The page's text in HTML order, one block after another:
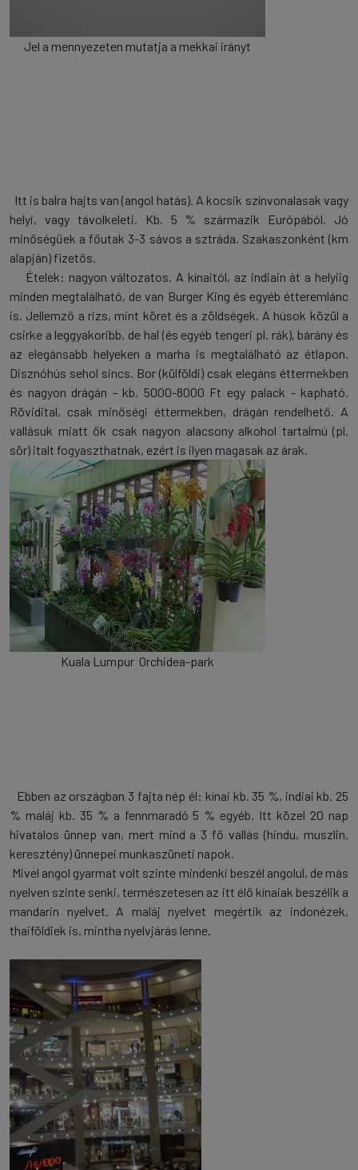
Jel a mennyezeten mutatja a mekkai irányt
Itt is balra hajts van (angol hatás). A kocsik színvonalasak vagy
helyi, vagy távolkeleti. Kb. 5 % származik Európából. Jó
minőségűek a főutak 3-3 sávos a sztráda. Szakaszonként (km
alapján) fizetős.
Ételek: nagyon változatos. A kínaitól, az indiain át a helyiig
minden megtalálható, de van Burger King és egyéb étteremlánc
is. Jellemző a rizs, mint köret és a zöldségek. A húsok közül a
csirke a leggyakoribb, de hal (és egyéb tengeri pl. rák), bárány és
az elegánsabb helyeken a marha is megtalálható az étlapon.
Disznóhús sehol sincs. Bor (külföldi) csak elegáns éttermekben
és nagyon drágán - kb. 5000-8000 Ft egy palack - kapható.
Rövidital, csak minőségi éttermekben, drágán rendelhető. A
vallásuk miatt ők csak nagyon alacsony alkohol tartalmú (pl.
sör) italt fogyaszthatnak, ezért is ilyen magasak az árak.
Kuala Lumpur Orchidea-park
Ebben az országban 3 fajta nép él: kínai kb. 35 %, indiai kb. 25
% maláj kb. 35 % a fennmaradó 5 % egyéb. Itt közel 20 nap
hivatalos ünnep van, mert mind a 3 fő vallás (hindu, muszlin,
keresztény) ünnepei munkaszüneti napok.
Mivel angol gyarmat volt szinte mindenki beszél angolul, de más
nyelven szinte senki, természetesen az itt élő kínaiak beszélik a
mandarin nyelvet. A maláj nyelvet megértik az indonézek,
thaiföldiek is, mintha nyelvjárás lenne.